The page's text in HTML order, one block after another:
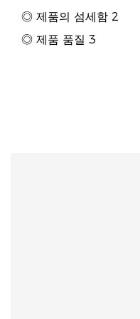
◎ 제품의 섬세함 2
◎ 제품 품질 3